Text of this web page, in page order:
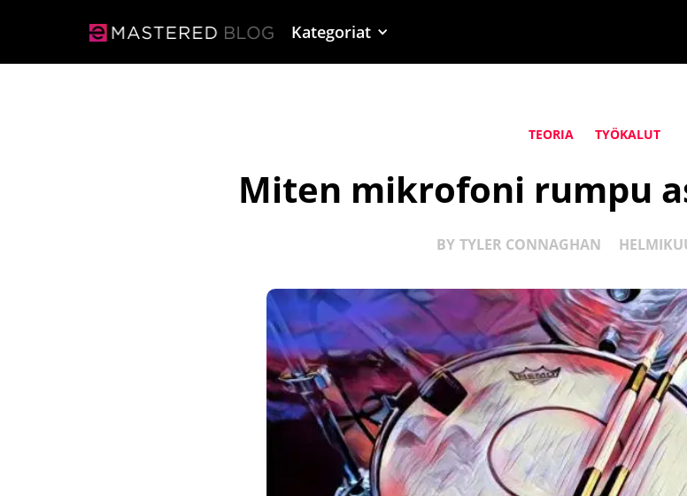
Kategoriat
TEORIA TYÖKALUT
Miten mikrofoni rumpu
BY TYLER CONNAGHAN